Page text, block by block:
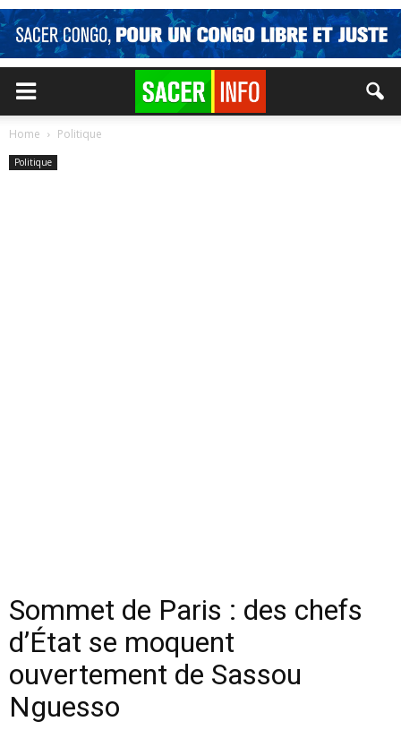
Home Politique
Politique
Sommet de Paris : des chefs
d’État se moquent
ouvertement de Sassou
Nguesso